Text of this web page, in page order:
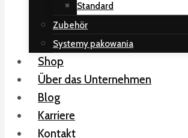
Standard
Zubehör
Systemy pakowania
Shop
Über das Unternehmen
Blog
Karriere
Kontakt